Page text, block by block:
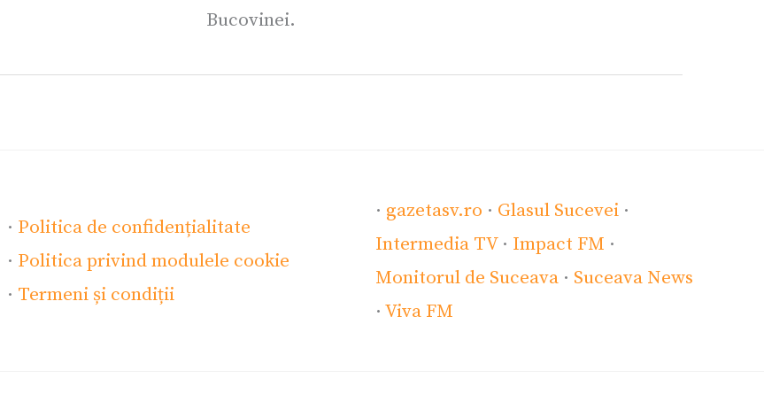
Bucovinei.
· Politica de confidențialitate
· Politica privind modulele cookie
· Termeni și condiții
· gazetasv.ro · Glasul Sucevei ·
Intermedia TV· Impact FM ·
Monitorul de Suceava · Suceava News
·Viva FM